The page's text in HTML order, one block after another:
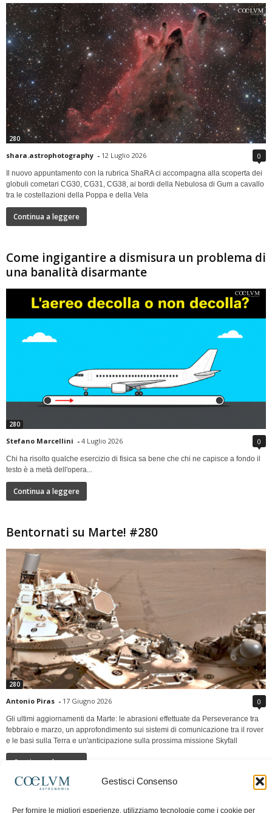
Gestisci Consenso
Per fornire le migliori esperienze, utilizziamo tecnologie come i cookie per
280
shara.astrophotography - 12 Luglio 2026 0
Il nuovo appuntamento con la rubrica ShaRA ci accompagna alla scoperta dei
globuli cometari CG30, CG31, CG38, ai bordi della Nebulosa di Gum a cavallo
tra le costellazioni della Poppa e della Vela
Continua a leggere
Come ingigantire a dismisura un problema di
una banalità disarmante
280
Stefano Marcellini - 4 Luglio 2026 0
Chi ha risolto qualche esercizio di fisica sa bene che chi ne capisce a fondo il
testo è a metà dell'opera...
Continua a leggere
Bentornati su Marte! #280
280
Antonio Piras - 17 Giugno 2026 0
Gli ultimi aggiornamenti da Marte: le abrasioni effettuate da Perseverance tra
febbraio e marzo, un approfondimento sui sistemi di comunicazione tra il rover
e le basi sulla Terra e un'anticipazione sulla prossima missione Skyfall
Continua a leggere